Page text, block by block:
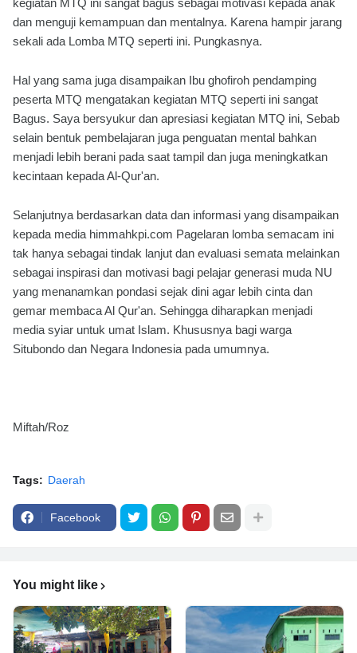
kegiatan MTQ ini sangat bagus sebagai motivasi kepada anak
dan menguji kemampuan dan mentalnya. Karena hampir jarang
sekali ada Lomba MTQ seperti ini. Pungkasnya.
Hal yang sama juga disampaikan Ibu ghofiroh pendamping
peserta MTQ mengatakan kegiatan MTQ seperti ini sangat
Bagus. Saya bersyukur dan apresiasi kegiatan MTQ ini, Sebab
selain bentuk pembelajaran juga penguatan mental bahkan
menjadi lebih berani pada saat tampil dan juga meningkatkan
kecintaan kepada Al-Qur'an.
Selanjutnya berdasarkan data dan informasi yang disampaikan
kepada media himmahkpi.com Pagelaran lomba semacam ini
tak hanya sebagai tindak lanjut dan evaluasi semata melainkan
sebagai inspirasi dan motivasi bagi pelajar generasi muda NU
yang menanamkan pondasi sejak dini agar lebih cinta dan
gemar membaca Al Qur'an. Sehingga diharapkan menjadi
media syiar untuk umat Islam. Khususnya bagi warga
Situbondo dan Negara Indonesia pada umumnya.
Miftah/Roz
Tags: Daerah
Facebook
You might like